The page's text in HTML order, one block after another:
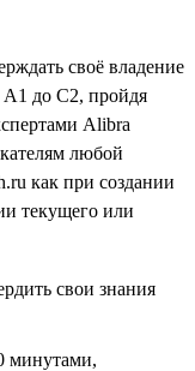
своё владение
А1 до С2, пройдя
Alibra
любой
как при создании
текущего или
минутами,